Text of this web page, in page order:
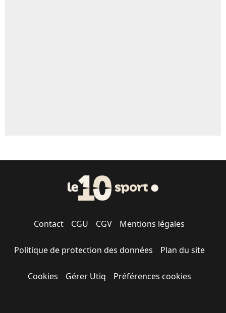
Contact CGU CGV Mentions légales
Politique de protection des données Plan du site
Cookies Gérer Utiq Préférences cookies